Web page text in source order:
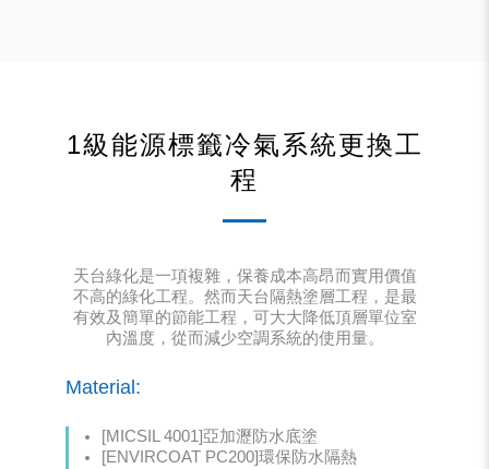
1級能源標籤冷氣系統更換工
程
天台綠化是一項複雜，保養成本高昂而實用價值
不高的綠化工程。然而天台隔熱塗層工程，是最
有效及簡單的節能工程，可大大降低頂層單位室
內溫度，從而減少空調系統的使用量。
Material:
[MICSIL 4001]亞加瀝防水底塗
[ENVIRCOAT PC200]環保防水隔熱